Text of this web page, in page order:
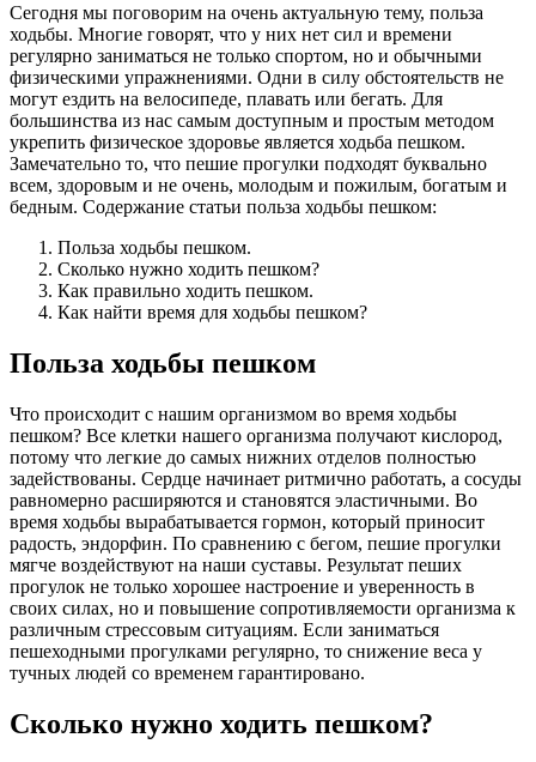
Сегодня мы поговорим на очень актуальную тему, польза
ходьбы. Многие говорят, что у них нет сил и времени
регулярно заниматься не только спортом, но и обычными
физическими упражнениями. Одни в силу обстоятельств не
могут ездить на велосипеде, плавать или бегать. Для
большинства из нас самым доступным и простым методом
укрепить физическое здоровье является ходьба пешком.
Замечательно то, что пешие прогулки подходят буквально
всем, здоровым и не очень, молодым и пожилым, богатым и
бедным. Содержание статьи польза ходьбы пешком:
Польза ходьбы пешком.
Сколько нужно ходить пешком?
Как правильно ходить пешком.
Как найти время для ходьбы пешком?
Польза ходьбы пешком
Что происходит с нашим организмом во время ходьбы
пешком? Все клетки нашего организма получают кислород,
потому что легкие до самых нижних отделов полностью
задействованы. Сердце начинает ритмично работать, а сосуды
равномерно расширяются и становятся эластичными. Во
время ходьбы вырабатывается гормон, который приносит
радость, эндорфин. По сравнению с бегом, пешие прогулки
мягче воздействуют на наши суставы. Результат пеших
прогулок не только хорошее настроение и уверенность в
своих силах, но и повышение сопротивляемости организма к
различным стрессовым ситуациям. Если заниматься
пешеходными прогулками регулярно, то снижение веса у
тучных людей со временем гарантировано.
Сколько нужно ходить пешком?